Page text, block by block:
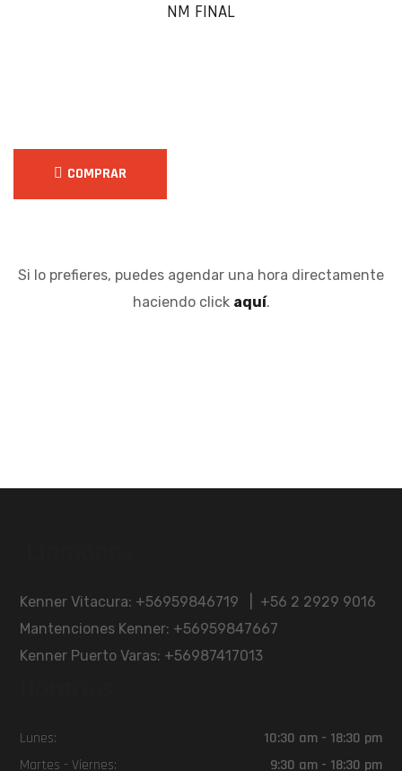
NM FINAL
COMPRAR
Si lo prefieres, puedes agendar una hora directamente
haciendo click aquí.
Kenner Vitacura: +56959846719 | +56 2 2929 9016
Mantenciones Kenner: +56959847667
Kenner Puerto Varas: +56987417013
Lunes:
10:30 am - 18:30 pm
Martes - Viernes:
9:30 am - 18:30 pm